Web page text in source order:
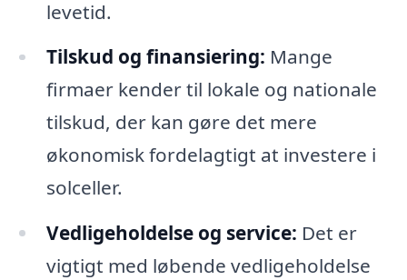
levetid.
Tilskud og finansiering: Mange
firmaer kender til lokale og nationale
tilskud, der kan gøre det mere
økonomisk fordelagtigt at investere i
solceller.
Vedligeholdelse og service: Det er
vigtigt med løbende vedligeholdelse